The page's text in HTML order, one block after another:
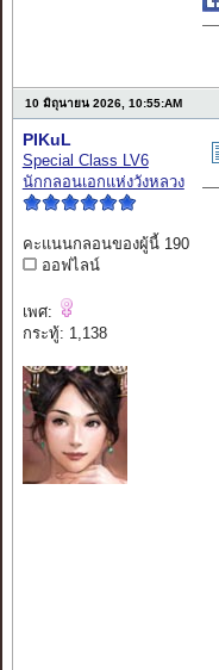
10 มิถุนายน 2026, 10:55:AM
PIKuL
Special Class LV6
นักกลอนเอกแห่งวังหลวง
คะแนนกลอนของผู้นี้ 190
ออฟไลน์
เพศ:
กระทู้: 1,138